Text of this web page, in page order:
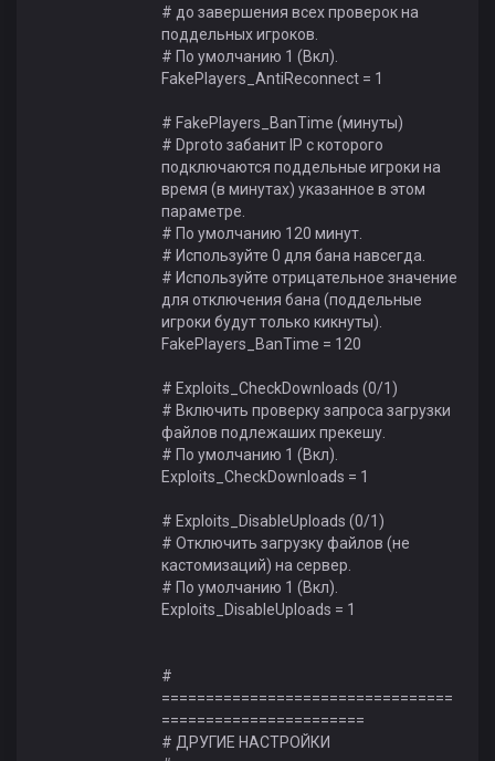
# до завершения всех проверок на
поддельных игроков.
# По умолчанию 1 (Вкл).
FakePlayers_AntiReconnect = 1
# FakePlayers_BanTime (минуты)
# Dproto забанит IP с которого
подключаются поддельные игроки на
время (в минутах) указанное в этом
параметре.
# По умолчанию 120 минут.
# Используйте 0 для бана навсегда.
# Используйте отрицательное значение
для отключения бана (поддельные
игроки будут только кикнуты).
FakePlayers_BanTime = 120
# Exploits_CheckDownloads (0/1)
# Включить проверку запроса загрузки
файлов подлежаших прекешу.
# По умолчанию 1 (Вкл).
Exploits_CheckDownloads = 1
# Exploits_DisableUploads (0/1)
# Отключить загрузку файлов (не
кастомизаций) на сервер.
# По умолчанию 1 (Вкл).
Exploits_DisableUploads = 1
#
=================================
=======================
# ДРУГИЕ НАСТРОЙКИ